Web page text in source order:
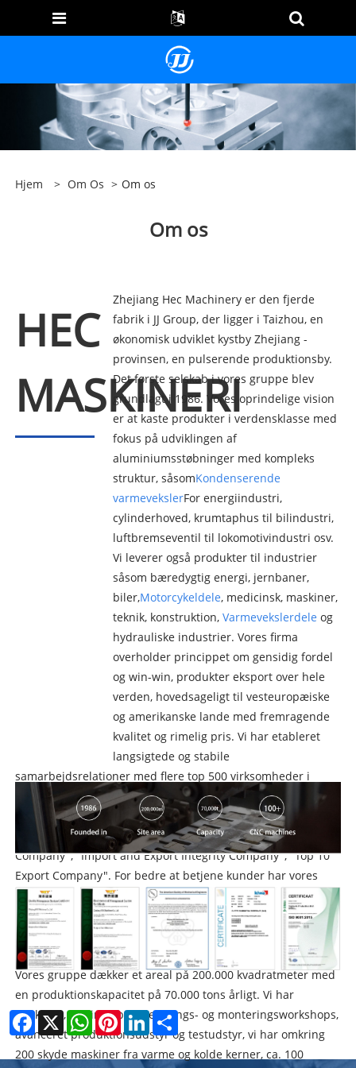
Hjem > Om Os > Om os
Om os
HEC
MASKINERI
Zhejiang Hec Machinery er den fjerde
fabrik i JJ Group, der ligger i Taizhou, en
økonomisk udviklet kystby Zhejiang -
provinsen, en pulserende produktionsby.
Det første selskab i vores gruppe blev
grundlagt i 1986. Vores oprindelige vision
er at kaste produkter i verdensklasse med
fokus på udviklingen af ​​
aluminiumsstøbninger med kompleks
struktur, såsomKondenserende
varmevekslerFor energiindustri,
cylinderhoved, krumtaphus til bilindustri,
luftbremseventil til lokomotivindustri osv.
Vi leverer også produkter til industrier
såsom bæredygtig energi, jernbaner,
biler,Motorcykeldele, medicinsk, maskiner,
teknik, konstruktion, Varmevekslerdele og
hydrauliske industrier. Vores firma
overholder princippet om gensidig fordel
og win-win, produkter eksport over hele
verden, hovedsageligt til vesteuropæiske
og amerikanske lande med fremragende
kvalitet og rimelig pris. Vi har etableret
langsigtede og stabile
samarbejdsrelationer med flere top 500 virksomheder i
verden. Vores virksomhed har import- og eksportrettigheder
for udenrigshandel og er en 3A -niveau virksomhed, der er
tildelt af regeringen med certifikater for "Top 10 Industrial
Company", "Import and Export Integrity Company", "Top 10
Export Company". For bedre at betjene kunder har vores
virksomhed oprettet et salgs- og servicekontor, forsamling og
testproduktionslinje og bundet lager i Belfeld i Holland, hvor
tæt på tysk grænse siden 2012.
Vores gruppe dækker et areal på 200.000 kvadratmeter med
en produktionskapacitet på 70.000 tons årligt. Vi har
værktøjs-, casting-, bearbejdnings- og monteringsworkshops,
avanceret produktionsudstyr og testudstyr, vi har omkring
200 skyde maskiner fra varme og kolde kerner, ca. 100
Facebook
X WhatsAppPinterestLinkedInShare